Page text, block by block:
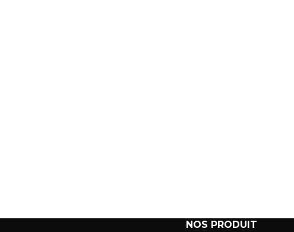
NOS PRODUIT